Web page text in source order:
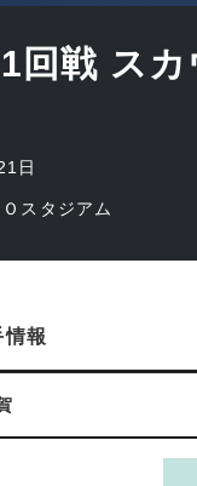
回戦 ス
日
スタジアム
報